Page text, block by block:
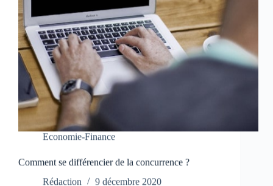
Economie-Finance
Comment se différencier de la concurrence ?
Rédaction
9 décembre 2020